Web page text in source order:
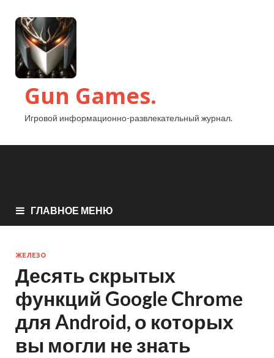
Gun Games.
Игровой информационно-развлекательный журнал.
ГЛАВНОЕ МЕНЮ
ЖЕЛЕЗО
Десять скрытых
функций Google Chrоme
для Android, о которых
вы могли не знать